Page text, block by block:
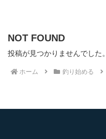
NOT FOUND
投稿が見つかりませんでした。
ホーム 釣り始める